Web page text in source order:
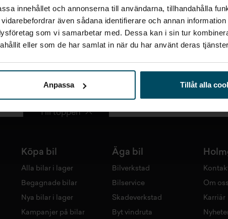
innehållet och annonserna till användarna, tillhandahålla
även sådana identifierare och annan information
som vi samarbetar med. Dessa kan i sin tur
eller som de har samlat in när du har använt deras
Anpassa Tillåt alla
kan du läsa mer om hur vi behandlar dina personuppgifter.
Till toppen
Köpa bil
Alla bilar i lager
Begagnade bilar
Nya bilar i lager
Kampanjer på bilar
Äga bil
Bilverkstad
Bilservice
Skadeverkstad
Byt vindruta
Om oss
Karriär